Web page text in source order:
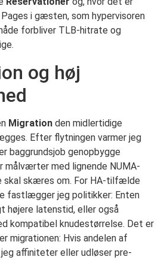
i gæsten, som hypervisoren
forbliver TLB-hitrate og
og høj
Migration den midlertidige
Efter flytningen varmer jeg
baggrundsjob genopbygge
med lignende NUMA-
skal skæres om. For HA-tilfælde
fastlægger jeg politikker: Enten
højere latenstid, eller også
kompatibel knudestørrelse. Det er
migrationen: Hvis andelen af
affiniteter eller udløser pre-